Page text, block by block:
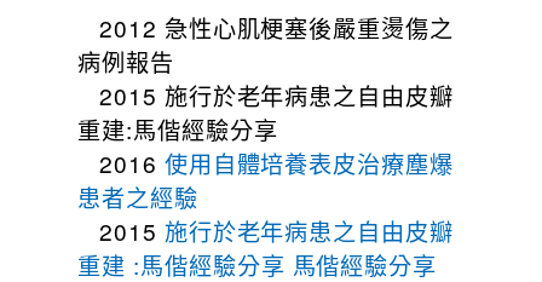
2012 急性心肌梗塞後嚴重燙傷之
病例報告
2015 施行於老年病患之自由皮瓣
重建:馬偕經驗分享
2016 使用自體培養表皮治療塵爆
患者之經驗
2015 施行於老年病患之自由皮瓣
重建 :馬偕經驗分享 馬偕經驗分享